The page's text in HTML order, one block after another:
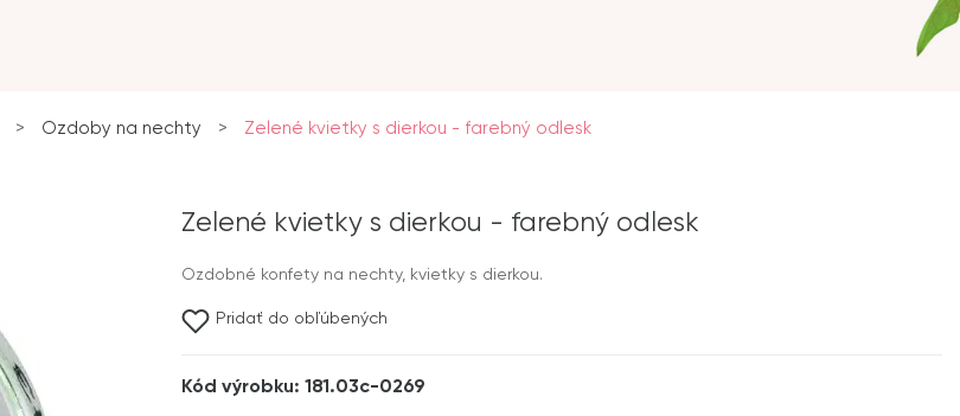
> Ozdoby na nechty > Zelené kvietky s dierkou - farebný odlesk
Zelené kvietky s dierkou - farebný odlesk
Ozdobné konfety na nechty, kvietky s dierkou.
Pridať do obľúbených
Kód výrobku: 181.03c-0269